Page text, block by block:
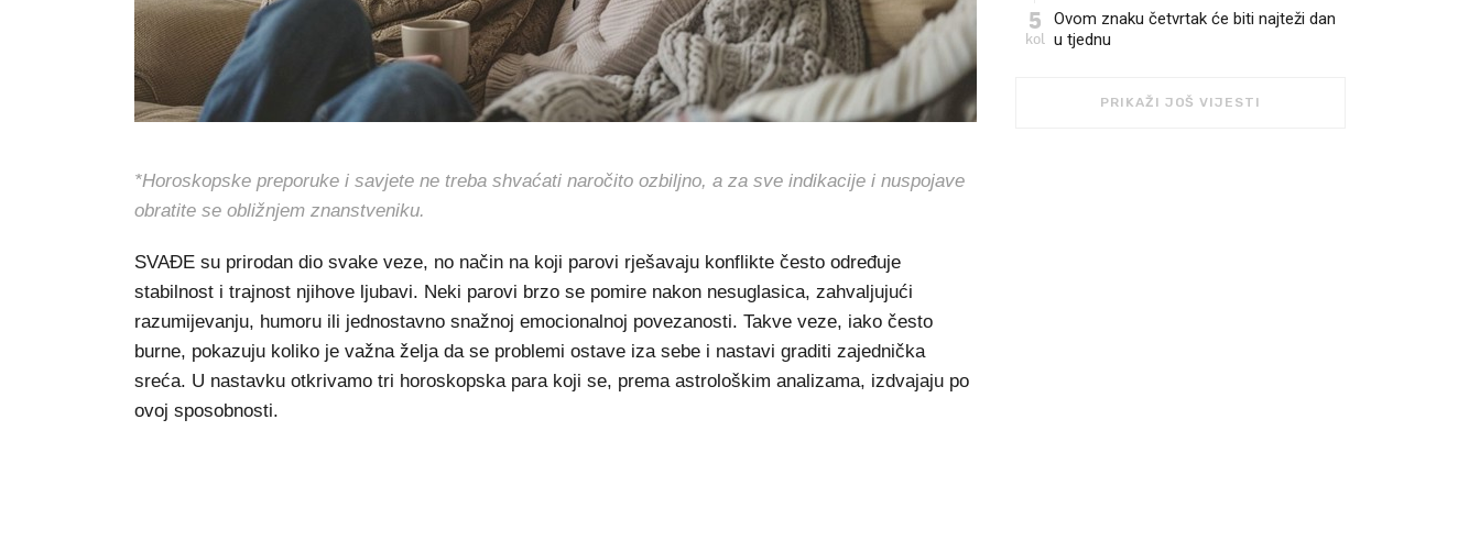
*Horoskopske preporuke i savjete ne treba shvaćati naročito ozbiljno, a za sve indikacije i nuspojave
obratite se obližnjem znanstveniku.
SVAĐE su prirodan dio svake veze, no način na koji parovi rješavaju konflikte često određuje
stabilnost i trajnost njihove ljubavi. Neki parovi brzo se pomire nakon nesuglasica, zahvaljujući
razumijevanju, humoru ili jednostavno snažnoj emocionalnoj povezanosti. Takve veze, iako često
burne, pokazuju koliko je važna želja da se problemi ostave iza sebe i nastavi graditi zajednička
sreća. U nastavku otkrivamo tri horoskopska para koji se, prema astrološkim analizama, izdvajaju po
ovoj sposobnosti.
5
kol
Ovom znaku četvrtak će biti najteži dan
u tjednu
PRIKAŽI JOŠ VIJESTI